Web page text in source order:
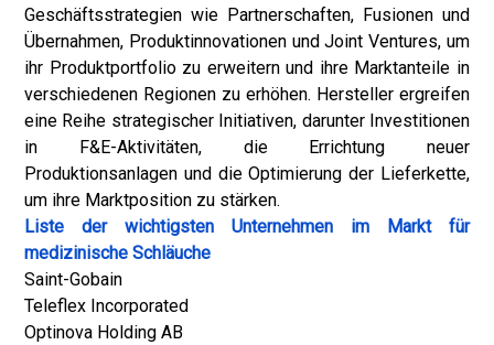
Geschäftsstrategien wie Partnerschaften, Fusionen und
Übernahmen, Produktinnovationen und Joint Ventures, um
ihr Produktportfolio zu erweitern und ihre Marktanteile in
verschiedenen Regionen zu erhöhen. Hersteller ergreifen
eine Reihe strategischer Initiativen, darunter Investitionen
in F&E-Aktivitäten, die Errichtung neuer
Produktionsanlagen und die Optimierung der Lieferkette,
um ihre Marktposition zu stärken.
Liste der wichtigsten Unternehmen im Markt für
medizinische Schläuche
Saint-Gobain
Teleflex Incorporated
Optinova Holding AB